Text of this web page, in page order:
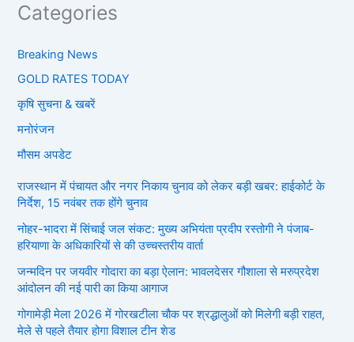
Categories
Breaking News
GOLD RATES TODAY
कृषि सुचना & खबरें
मनोरंजन
मौसम अपडेट
राजस्थान में पंचायत और नगर निकाय चुनाव को लेकर बड़ी खबर: हाईकोर्ट के
निर्देश, 15 नवंबर तक होंगे चुनाव
नोहर-भादरा में सिंचाई जल संकट: मुख्य अभियंता प्रदीप रस्तोगी ने पंजाब-
हरियाणा के अधिकारियों से की उच्चस्तरीय वार्ता
जन्मदिन पर जयवीर गोदारा का बड़ा ऐलान: भावलदेसर गौशाला से मरुप्रदेश
आंदोलन की नई पारी का किया आगाज
गोगामेड़ी मेला 2026 में गोरखटीला चौक पर श्रद्धालुओं को मिलेगी बड़ी राहत,
मेले से पहले तैयार होगा विशाल टीन शेड